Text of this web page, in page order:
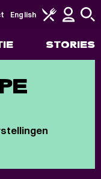
STORIES
English